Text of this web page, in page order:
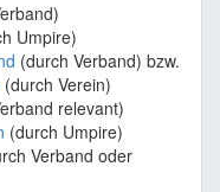
Umpire)
(durch Verband) bzw.
(durch Verein)
relevant)
(durch Umpire)
Verband oder